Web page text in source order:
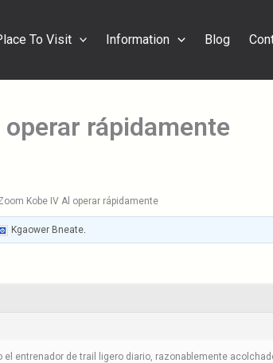
To Visit Information Blog
rápidamente
Kobe IV Al operar rápidamente
Kgaower Bneate.
entrenador de trail ligero diario, razonablemente